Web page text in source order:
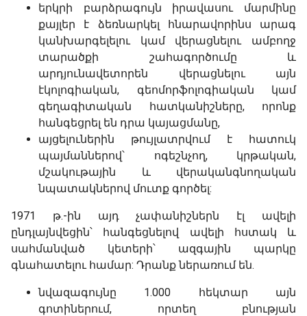
երկրի բարձրագույն իրավասու մարմինը
քայլեր է ձեռնարկել հնարավորինս արագ
կանխարգելելու կամ վերացնելու ամբողջ
տարածքի շահագործումը և
արդյունավետորեն վերացնելու այն
էկոլոգիական, գեոմորֆոլոգիական կամ
գեղագիտական ​​հատկանիշները, որոնք
հանգեցրել են դրա կայացմանը,
այցելուներին թույլատրվում է հատուկ
պայմաններով՝ ոգեշնչող, կրթական,
մշակութային և վերականգնողական
նպատակներով մուտք գործել:
1971 թ.-ին այդ չափանիշներն էլ ավելի
ընդլայնվեցին՝ հանգեցնելով ավելի հստակ և
սահմանված կետերի՝ ազգային պարկը
գնահատելու համար: Դրանք ներառում են.
նվազագույնը 1.000 հեկտար այն
գոտիներում, որտեղ բնության